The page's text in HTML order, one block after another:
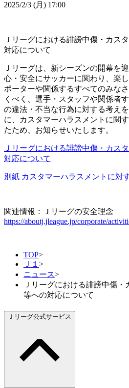
2025/2/3 (月) 17:00
Ｊリーグにおける誹謗中傷・カス
対応について
Ｊリーグは、新シーズンの開幕を
心・安全にサッカーに関わり、楽
ポーターや関係するすべてのみな
くべく、選手・スタッフや関係者
の違法・不当な行為に対する考え
に、カスタマーハラスメントに関
たため、お知らせいたします。
Ｊリーグにおける誹謗中傷・カス
対応について
別紙 カスタマーハラスメントに対
関連情報：Ｊリーグの安全理念
https://aboutj.jleague.jp/corporate/
TOP>
Ｊ１ >
ニュース>
Ｊリーグにおける誹謗中傷
等への対応について
Ｊリーグ公式サービス